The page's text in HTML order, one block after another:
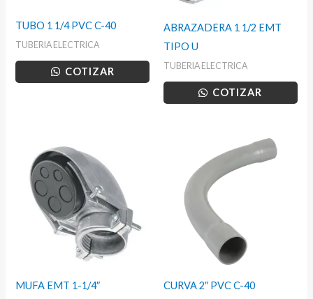
TUBO 1 1/4 PVC C-40
TUBERIA ELECTRICA
COTIZAR
ABRAZADERA 1 1/2 EMT
TIPO U
TUBERIA ELECTRICA
COTIZAR
MUFA EMT 1-1/4″ CURVA 2″ PVC C-40